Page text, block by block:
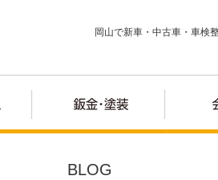
岡山で新車・中古車・車検
BLOG